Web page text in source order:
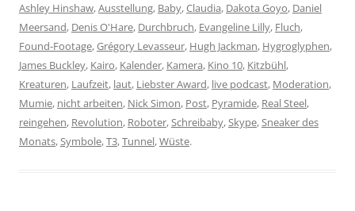
Ashley Hinshaw,Ausstellung, Baby,Claudia, Dakota Goyo, Daniel
Meersand, Denis O'Hare, Durchbruch, Evangeline Lilly, Fluch,
Found-Footage,Grégory Levasseur, Hugh Jackman, Hygroglyphen,
James Buckley, Kairo, Kalender, Kamera, Kino 10, Kitzbühl,
Kreaturen, Laufzeit, laut, Liebster Award, live podcast, Moderation,
Mumie, nicht arbeiten, Nick Simon, Post, Pyramide, Real Steel,
reingehen, Revolution, Roboter,Schreibaby,Skype,Sneaker des
Monats,Symbole,T3,Tunnel,Wüste.